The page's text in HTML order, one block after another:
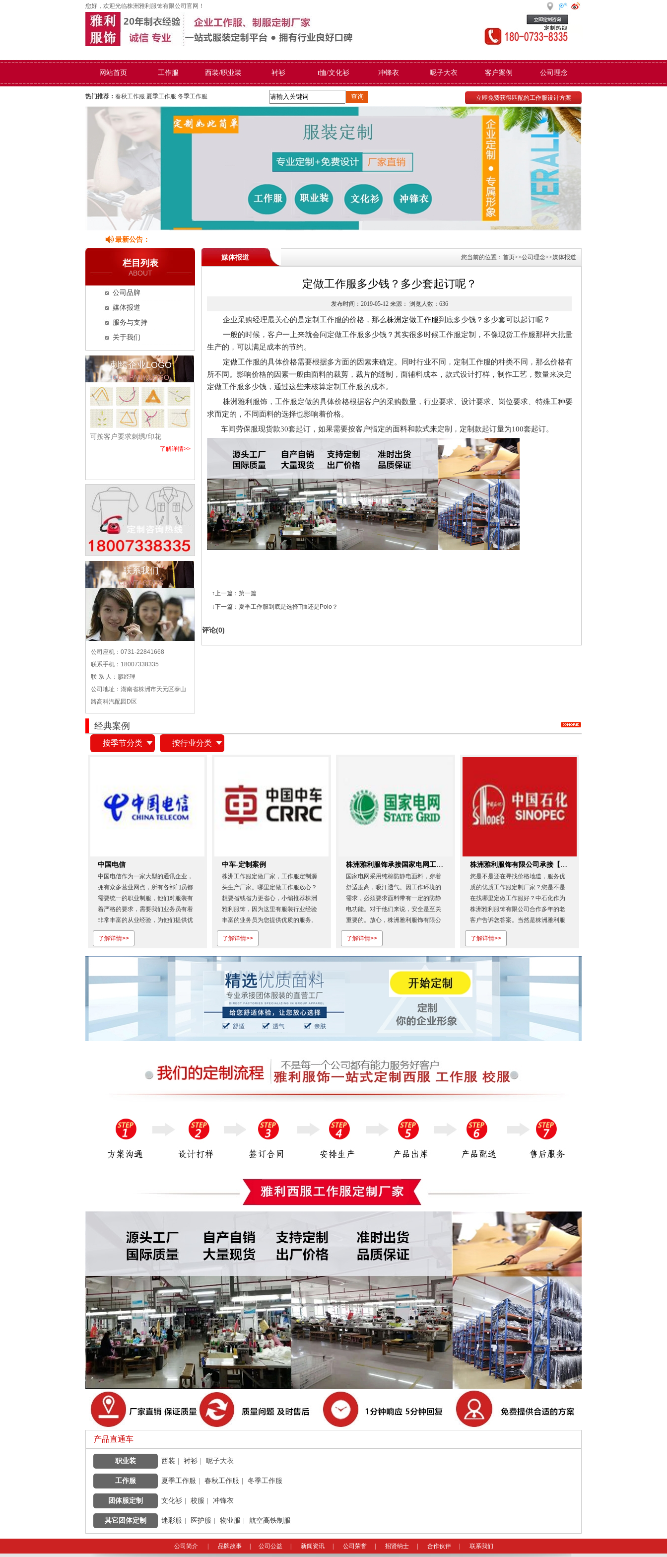
您好，欢迎光临株洲雅利服饰有限公司官网！
网站首页 工作服 西装/职业装 衬衫 t恤/文化衫 冲锋衣 呢子大衣 客户案例 公司理念
热门推荐： 春秋工作服 夏季工作服 冬季工作服 立即免费获得匹配的工作服设计方案
最新公告：
栏目列表
ABOUT
公司品牌
媒体报道
服务与支持
关于我们
刺绣企业LOGO
COMPANY LOGO
可按客户要求刺绣/印花
了解详情>>
联系我们
CONTACT US
公司座机：0731-22841668
联系手机：18007338335
联 系 人：廖经理
公司地址：湖南省株洲市天元区泰山
路高科汽配园D区
您当前的位置： 首页>>公司理念>>媒体报道
媒体报道
定做工作服多少钱？多少套起订呢？
发布时间：2019-05-12 来源： 浏览人数： 636
企业采购经理最关心的是定制工作服的价格， 那么株洲定做工作服到底多少钱？多少套可以起订呢？
一般的时候，客户一上来就会问定做工作服多少钱？其实很多时候工作服定制，不像现货工作服那样大批量
生产的，可以满足成本的节约。
定做工作服的具体价格需要根据多方面的因素来确定。同时行业不同，定制工作服的种类不同，那么价格有
所不同。影响价格的因素一般由面料的裁剪，裁片的缝制，面辅料成本，款式设计打样，制作工艺，数量来决定
定做工作服多少钱，通过这些来核算定制工作服的成本。
株洲雅利服饰，工作服定做的具体价格根据客户的采购数量，行业要求、设计要求、岗位要求、特殊工种要
求而定的，不同面料的选择也影响着价格。
车间劳保服现货款30套起订，如果需要按客户指定的面料和款式来定制，定制款起订量为100套起订。
↑上一篇：第一篇
↓下一篇： 夏季工作服到底是选择T恤还是Polo？
评论(0)
经典案例
按季节分类 按行业分类
中国电信
中国电信作为一家大型的通讯企业，
拥有众多营业网点，所有各部门员都
需要统一的职业制服，他们对服装有
着严格的要求，需要我们业务员有着
非常丰富的从业经验，为他们提供优
质的服务。从首次合作，我们就展现
出专业的服务态度和过硬的产品质
可才会一如既往地相信我们！株洲雅
利服饰有限公司是湖南省专业定做工
作...
了解详情>>
中车-定制案例
株洲工作服定做厂家，工作服定制源
头生产厂家。哪里定做工作服放心？
想要省钱省力更省心，小编推荐株洲
雅利服饰，因为这里有服装行业经验
丰富的业务员为您提供优质的服务。
欢迎登录株洲雅利服饰有限公司官
网...
了解详情>>
株洲雅利服饰承接国家电网工作服
国家电网采用纯棉防静电面料，穿着
舒适度高，吸汗透气。因工作环境的
需求，必须要求面料带有一定的防静
电功能。对于他们来说，安全是至关
重要的。放心，株洲雅利服饰有限公
司有制衣经验丰富的业务经理为您提
供优质的服务。选择我们，您只管放
官网...
了解详情>>
株洲雅利服饰有限公司承接【中石化】工作服定做
您是不是还在寻找价格地道，服务优
质的优质工作服定制厂家？您是不是
在找哪里定做工作服好？中石化作为
株洲雅利服饰有限公司合作多年的老
客户告诉您答案。当然是株洲雅利服
饰有限公司啦！欢迎登录株洲雅利服
饰有限公司官网。做出来的工作服，
衣厂家~株洲雅利服饰有限公司给你不
一样的优质的服务体验，你值得更...
了解详情>>
产品直通车
职业装 西装 | 衬衫 | 呢子大衣
工作服 夏季工作服 | 春秋工作服 | 冬季工作服
团体服定制 文化衫 | 校服 | 冲锋衣
其它团体定制 迷彩服 | 医护服 | 物业服 | 航空高铁制服
公司简介 | 品牌故事 | 公司公益 | 新闻资讯 | 公司荣誉 | 招贤纳士 | 合作伙伴 | 联系我们